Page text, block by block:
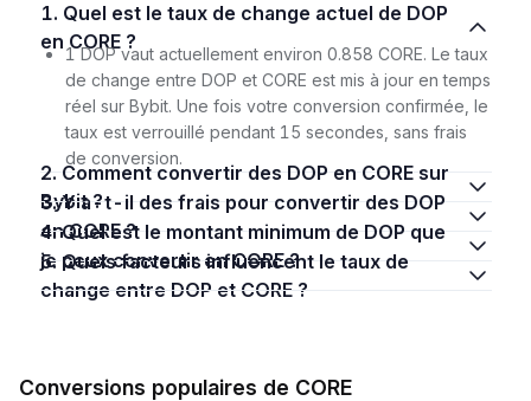
1. Quel est le taux de change actuel de DOP
en CORE ?
1 DOP vaut actuellement environ 0.858 CORE. Le taux
de change entre DOP et CORE est mis à jour en temps
réel sur Bybit. Une fois votre conversion confirmée, le
taux est verrouillé pendant 15 secondes, sans frais
de conversion.
2. Comment convertir des DOP en CORE sur
Bybit ?
3. Y a-t-il des frais pour convertir des DOP
en CORE ?
4. Quel est le montant minimum de DOP que
je peux convertir en CORE ?
5. Quels facteurs influencent le taux de
change entre DOP et CORE ?
Conversions populaires de CORE